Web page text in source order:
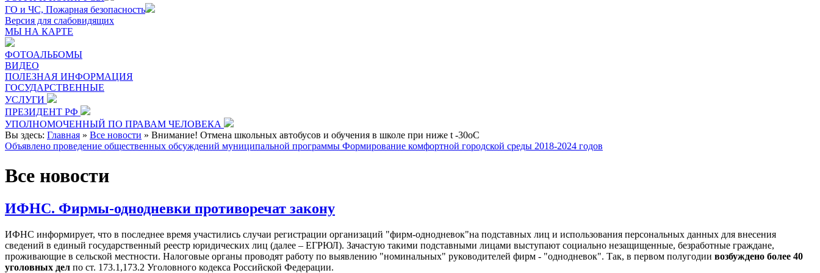
ГО и ЧС, Пожарная безопасность
Версия для слабовидящих
МЫ НА КАРТЕ
ФОТОАЛЬБОМЫ
ВИДЕО
ПОЛЕЗНАЯ ИНФОРМАЦИЯ
ГОСУДАРСТВЕННЫЕ
УСЛУГИ
ПРЕЗИДЕНТ РФ
УПОЛНОМОЧЕННЫЙ ПО ПРАВАМ ЧЕЛОВЕКА
Вы здесь: Главная » Все новости » Внимание! Отмена школьных автобусов и обучения в школе при ниже t -30оС
Объявлено проведение общественных обсуждений муниципальной программы Формирование комфортной городской среды 2018-2024 годов
Все новости
ИФНС. Фирмы-однодневки противоречат закону
ИФНС информирует, что в последнее время участились случаи регистрации организаций "фирм-однодневок"на подставных лиц и использования персональных данных для внесения
сведений в единый государственный реестр юридических лиц (далее – ЕГРЮЛ). Зачастую такими подставными лицами выступают социально незащищенные, безработные граждане,
проживающие в сельской местности. Налоговые органы проводят работу по выявлению "номинальных" руководителей фирм - "однодневок". Так, в первом полугодии возбуждено более 40
уголовных дел по ст. 173.1,173.2 Уголовного кодекса Российской Федерации.